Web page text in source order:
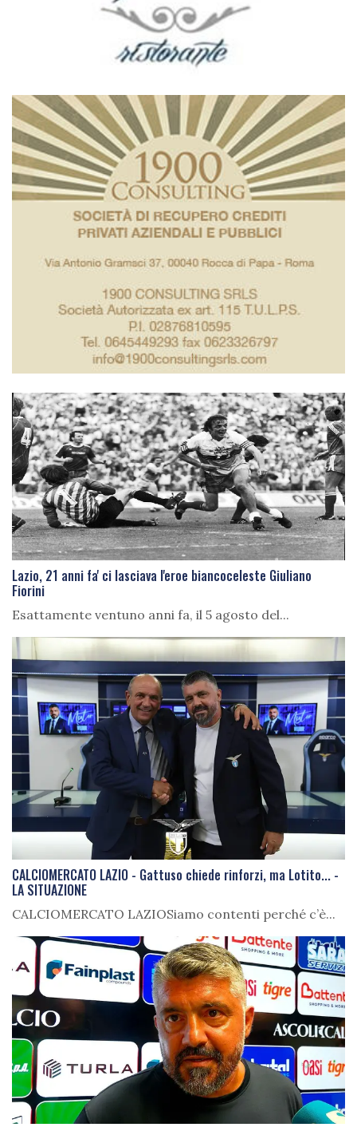
Lazio, 21 anni fa' ci lasciava l'eroe biancoceleste Giuliano
Fiorini
Esattamente ventuno anni fa, il 5 agosto del...
CALCIOMERCATO LAZIO - Gattuso chiede rinforzi, ma Lotito... -
LA SITUAZIONE
CALCIOMERCATO LAZIOSiamo contenti perché c’è...